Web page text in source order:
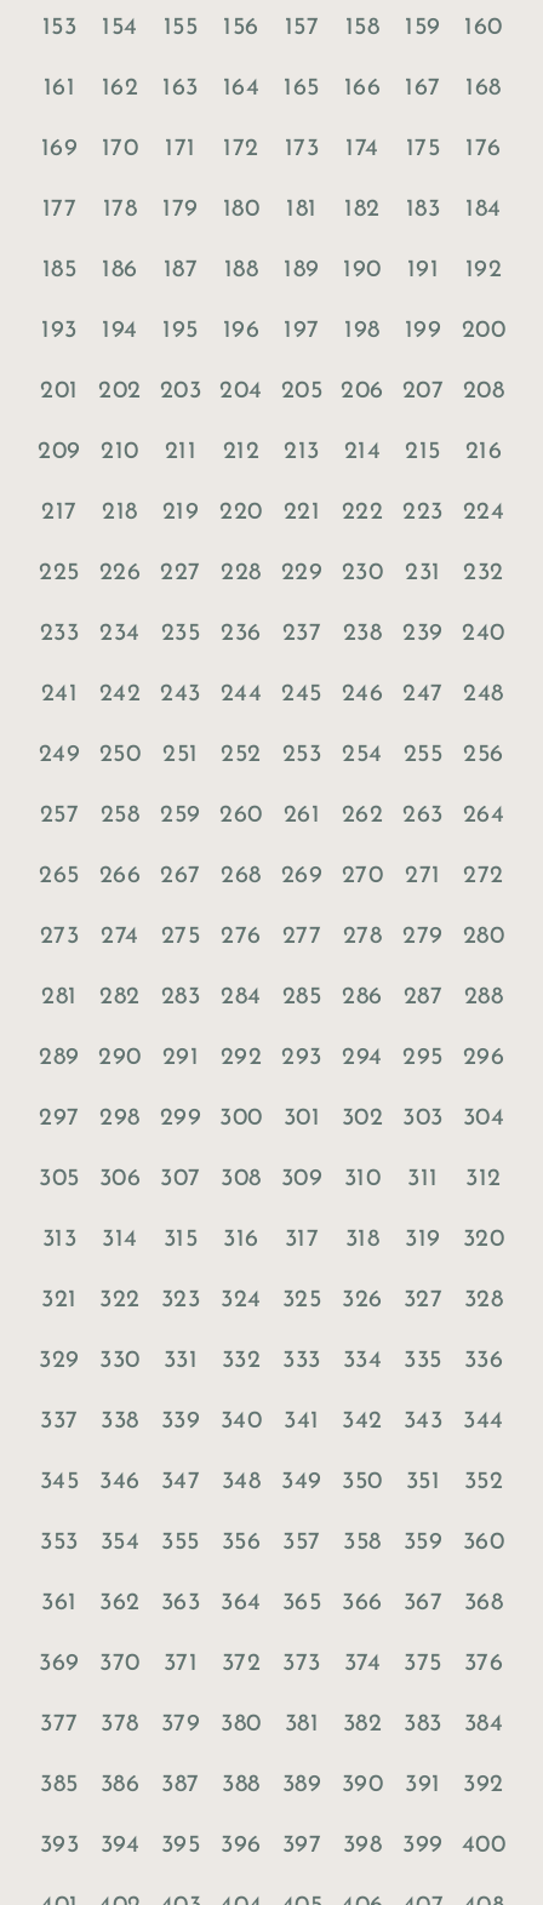
153 154 155 156 157 158 159 160
161 162 163 164 165 166 167 168
169 170 171 172 173 174 175 176
177 178 179 180 181 182 183 184
185 186 187 188 189 190 191 192
193 194 195 196 197 198 199 200
201 202 203 204 205 206 207 208
209 210 211 212 213 214 215 216
217 218 219 220 221 222 223 224
225 226 227 228 229 230 231 232
233 234 235 236 237 238 239 240
241 242 243 244 245 246 247 248
249 250 251 252 253 254 255 256
257 258 259 260 261 262 263 264
265 266 267 268 269 270 271 272
273 274 275 276 277 278 279 280
281 282 283 284 285 286 287 288
289 290 291 292 293 294 295 296
297 298 299 300 301 302 303 304
305 306 307 308 309 310 311 312
313 314 315 316 317 318 319 320
321 322 323 324 325 326 327 328
329 330 331 332 333 334 335 336
337 338 339 340 341 342 343 344
345 346 347 348 349 350 351 352
353 354 355 356 357 358 359 360
361 362 363 364 365 366 367 368
369 370 371 372 373 374 375 376
377 378 379 380 381 382 383 384
385 386 387 388 389 390 391 392
393 394 395 396 397 398 399 400